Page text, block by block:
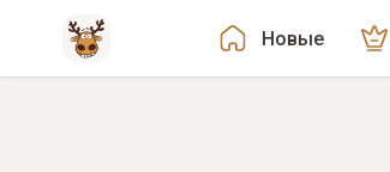
Новые